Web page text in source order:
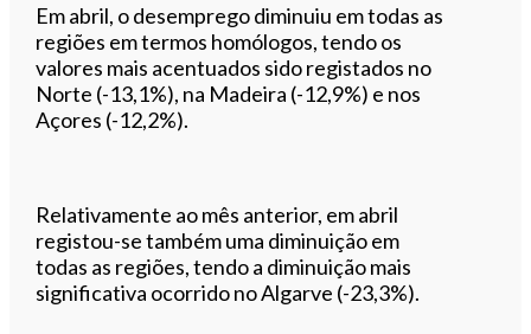
Em abril, o desemprego diminuiu em todas as
regiões em termos homólogos, tendo os
valores mais acentuados sido registados no
Norte (-13,1%), na Madeira (-12,9%) e nos
Açores (-12,2%).
Relativamente ao mês anterior, em abril
registou-se também uma diminuição em
todas as regiões, tendo a diminuição mais
significativa ocorrido no Algarve (-23,3%).